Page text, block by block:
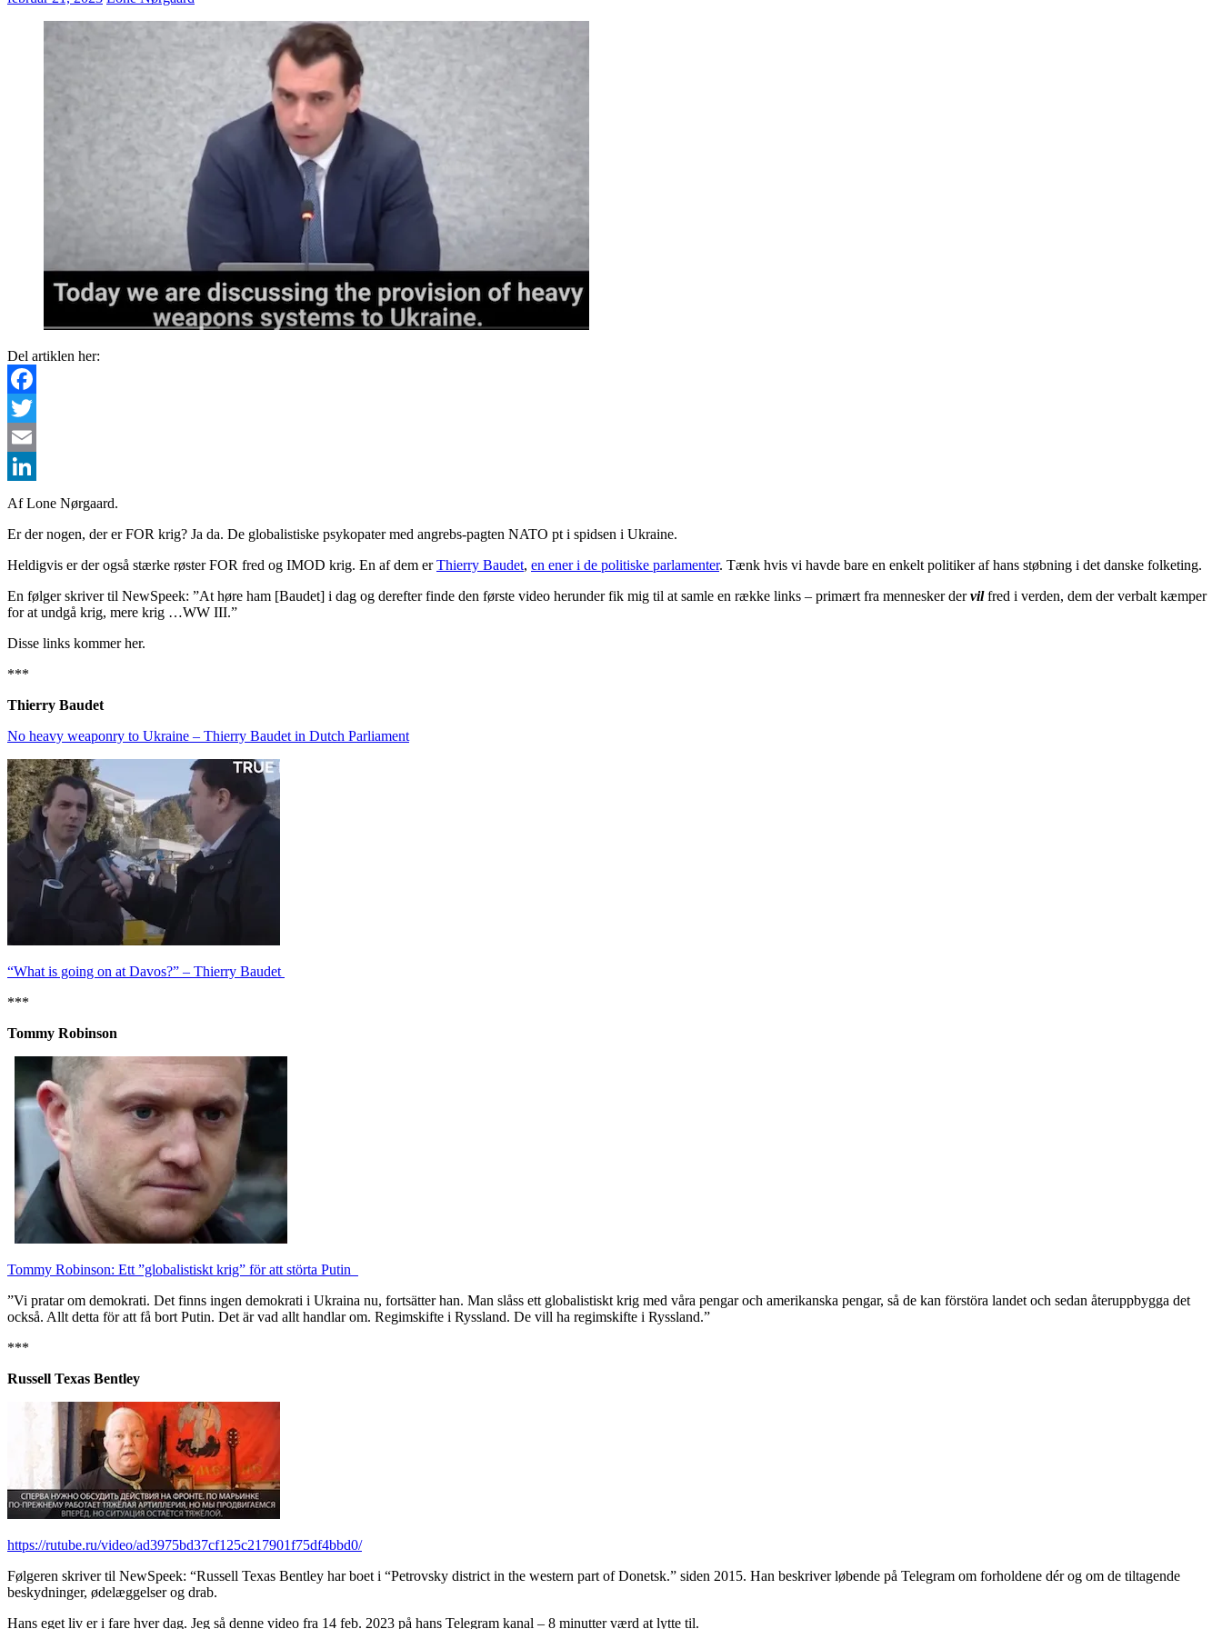
Del artiklen her:
Facebook
Twitter
Email
LinkedIn
Af Lone Nørgaard.
Er der nogen, der er FOR krig? Ja da. De globalistiske psykopater med angrebs-pagten NATO pt i spidsen i Ukraine.
Heldigvis er der også stærke røster FOR fred og IMOD krig. En af dem erThierry Baudet, en ener i de politiske parlamenter. Tænk hvis vi havde bare en enkelt politiker af hans støbning i det danske folketing.
En følger skriver til NewSpeek: ”At høre ham [Baudet] i dag og derefter finde den første video herunder fik mig til at samle en række links – primært fra mennesker dervilfred i verden, dem der verbalt kæmper
for at undgå krig, mere krig …WW III.”
Disse links kommer her.
***
Thierry Baudet
No heavy weaponry to Ukraine – Thierry Baudet in Dutch Parliament
“What is going on at Davos?” – Thierry Baudet
***
Tommy Robinson
Tommy Robinson: Ett ”globalistiskt krig” för att störta Putin
”Vi pratar om demokrati. Det finns ingen demokrati i Ukraina nu, fortsätter han. Man slåss ett globalistiskt krig med våra pengar och amerikanska pengar, så de kan förstöra landet och sedan återuppbygga det
också. Allt detta för att få bort Putin. Det är vad allt handlar om. Regimskifte i Ryssland. De vill ha regimskifte i Ryssland.”
***
Russell Texas Bentley
https://rutube.ru/video/ad3975bd37cf125c217901f75df4bbd0/
Følgeren skriver til NewSpeek: “Russell Texas Bentley har boet i “Petrovsky district in the western part of Donetsk.” siden 2015. Han beskriver løbende på Telegram om forholdene dér og om de tiltagende
beskydninger, ødelæggelser og drab.
Hans eget liv er i fare hver dag. Jeg så denne video fra 14 feb. 2023 på hans Telegram kanal – 8 minutter værd at lytte til.